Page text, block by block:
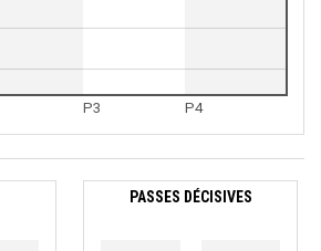
P3 P4
PASSES DÉCISIVES